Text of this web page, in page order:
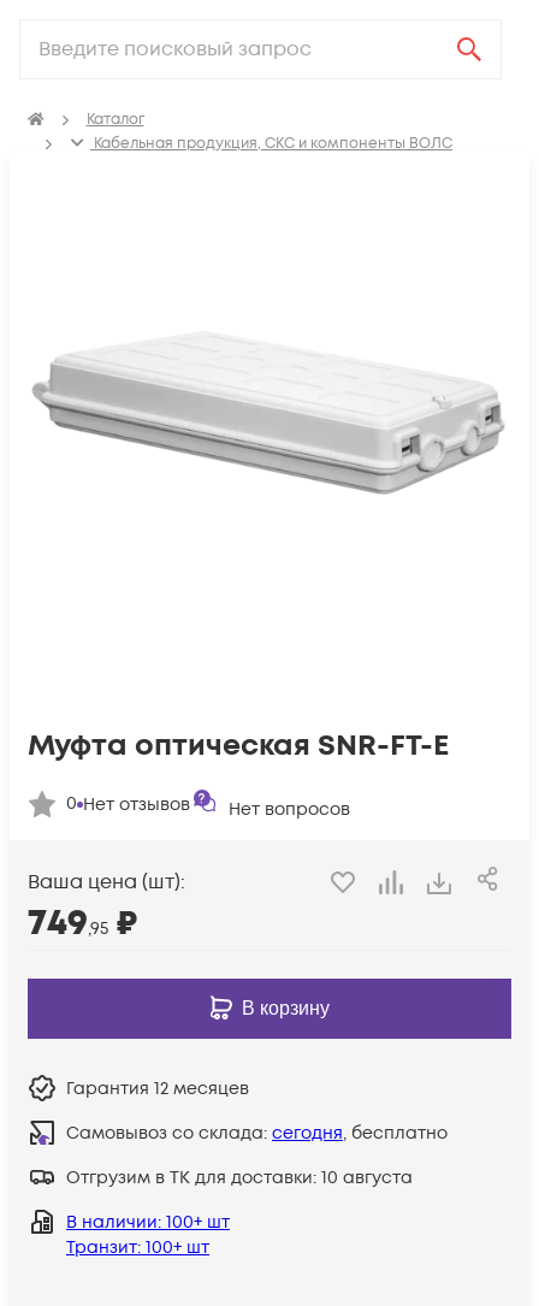
Каталог
Кабельная продукция, СКС и компоненты ВОЛС
Муфта оптическая SNR-FT-E
0 Нет отзывов Нет вопросов
Ваша цена (шт):
749,95 ₽
В корзину
Гарантия 12 месяцев
Самовывоз со склада: сегодня, бесплатно
Отгрузим в ТК для доставки: 10 августа
В наличии: 100+ шт
Транзит: 100+ шт